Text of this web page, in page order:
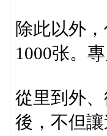
除此以外
1000张。
從里到外
後，不但